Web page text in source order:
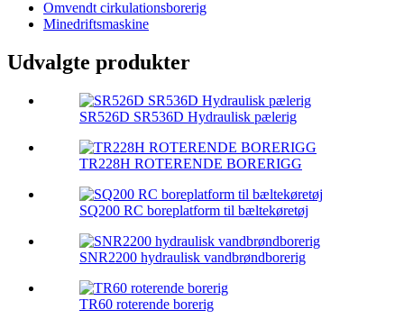
Omvendt cirkulationsborerig
Minedriftsmaskine
Udvalgte produkter
SR526D SR536D Hydraulisk pælerig
TR228H ROTERENDE BORERIGG
SQ200 RC boreplatform til bæltekøretøj
SNR2200 hydraulisk vandbrøndborerig
TR60 roterende borerig